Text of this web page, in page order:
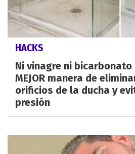
HACKS
Ni vinagre ni
MEJOR manera de
orificios de la ducha y
presión